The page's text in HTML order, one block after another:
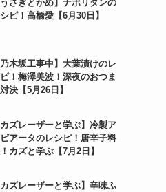
うさぎとかめ】ナポリタンの
ピ！高橋愛【6月30日】
乃木坂工事中】大葉漬けのレ
！梅澤美波！深夜のおつま
決【5月26日】
カズレーザーと学ぶ】冷製ア
アータのレシピ！唐辛子料
カズと学ぶ【7月2日】
カズレーザーと学ぶ】辛味ふ